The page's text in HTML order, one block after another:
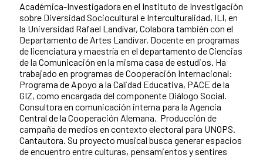
Académica-Investigadora en el Instituto de Investigación
sobre Diversidad Sociocultural e Interculturalidad, ILI, en
la Universidad Rafael Landívar, Colabora también con el
Departamento de Artes Landívar. Docente en programas
de licenciatura y maestría en el departamento de Ciencias
de la Comunicación en la misma casa de estudios. Ha
trabajado en programas de Cooperación Internacional:
Programa de Apoyo a la Calidad Educativa, PACE de la
GIZ, como encargada del componente Diálogo Social.
Consultora en comunicación interna para la Agencia
Central de la Cooperación Alemana. Producción de
campaña de medios en contexto electoral para UNOPS.
Cantautora. Su proyecto musical busca generar espacios
de encuentro entre culturas, pensamientos y sentires